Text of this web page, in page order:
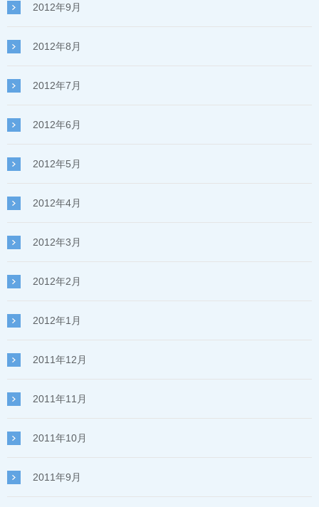
2012年9月
2012年8月
2012年7月
2012年6月
2012年5月
2012年4月
2012年3月
2012年2月
2012年1月
2011年12月
2011年11月
2011年10月
2011年9月